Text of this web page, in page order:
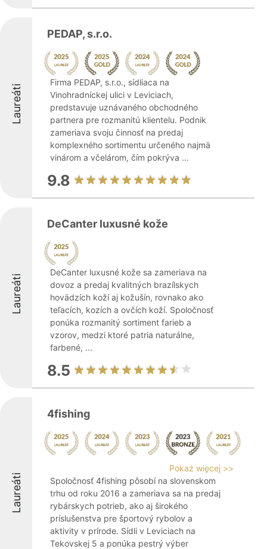
Laureáti
PEDAP, s.r.o.
Firma PEDAP, s.r.o., sídliaca na
Vinohradníckej ulici v Leviciach,
predstavuje uznávaného obchodného
partnera pre rozmanitú klientelu. Podnik
zameriava svoju činnosť na predaj
komplexného sortimentu určeného najmä
vinárom a včelárom, čím pokrýva ...
9.8
Laureáti
DeCanter luxusné kože
DeCanter luxusné kože sa zameriava na
dovoz a predaj kvalitných brazílskych
hovädzích koží aj kožušín, rovnako ako
teľacích, kozích a ovčích koží. Spoločnosť
ponúka rozmanitý sortiment farieb a
vzorov, medzi ktoré patria naturálne,
farbené, ...
8.5
Laureáti
4fishing
Pokaż więcej >>
Spoločnosť 4fishing pôsobí na slovenskom
trhu od roku 2016 a zameriava sa na predaj
rybárskych potrieb, ako aj širokého
príslušenstva pre športový rybolov a
aktivity v prírode. Sídli v Leviciach na
Tekovskej 5 a ponúka pestrý výber